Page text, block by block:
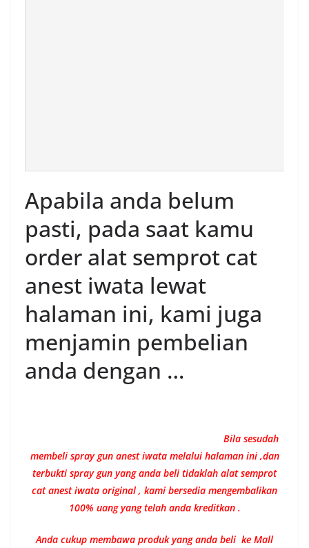
Apabila anda belum
pasti, pada saat kamu
order alat semprot cat
anest iwata lewat
halaman ini, kami juga
menjamin pembelian
anda dengan …
Bila sesudah
membeli spray gun anest iwata melalui halaman ini ,dan
terbukti spray gun yang anda beli tidaklah alat semprot
cat anest iwata original , kami bersedia mengembalikan
100% uang yang telah anda kreditkan .
Anda cukup membawa produk yang anda beli ke Mall